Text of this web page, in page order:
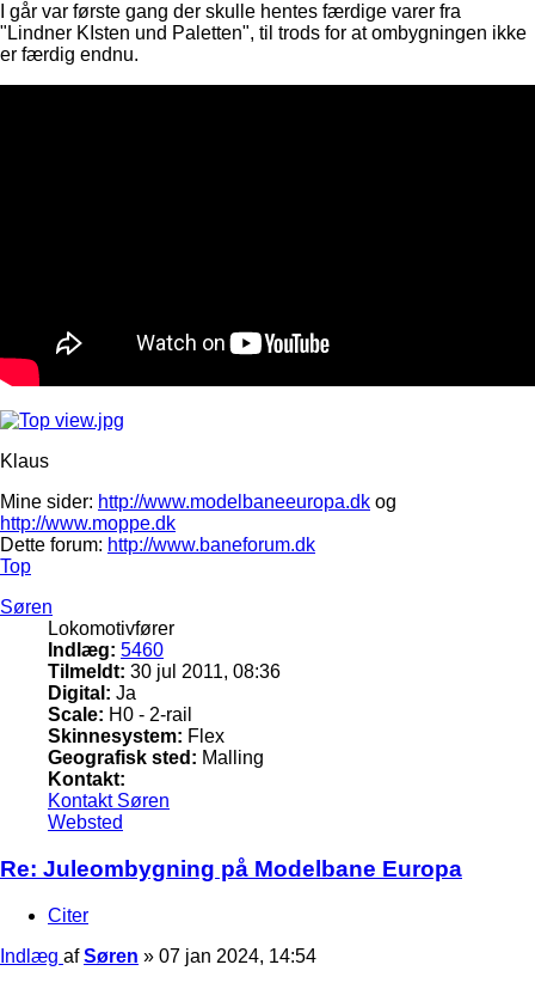
I går var første gang der skulle hentes færdige varer fra
"Lindner KIsten und Paletten", til trods for at ombygningen ikke
er færdig endnu.
Klaus
Mine sider: http://www.modelbaneeuropa.dk og
http://www.moppe.dk
Dette forum: http://www.baneforum.dk
Top
Søren
Lokomotivfører
Indlæg: 5460
Tilmeldt: 30 jul 2011, 08:36
Digital: Ja
Scale: H0 - 2-rail
Skinnesystem: Flex
Geografisk sted: Malling
Kontakt:
Kontakt Søren
Websted
Re: Juleombygning på Modelbane Europa
Citer
Indlæg afSøren » 07 jan 2024, 14:54